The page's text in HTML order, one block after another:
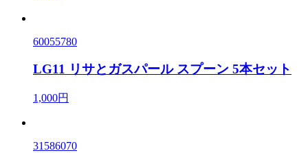
60055780
LG11 リサとガスパール スプーン 5本セット
1,000円
31586070